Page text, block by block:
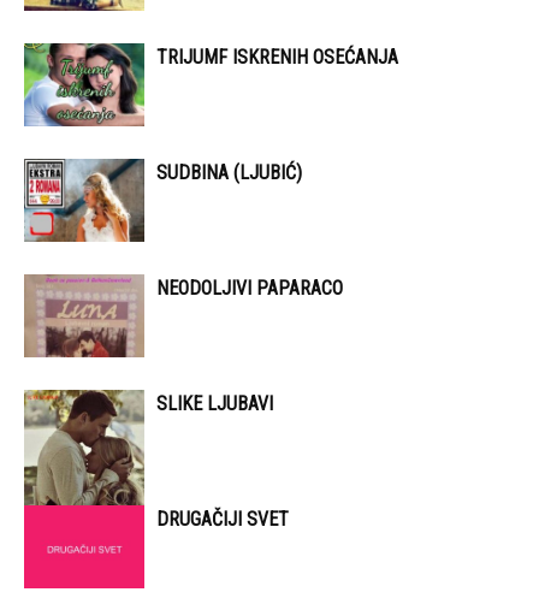
TRIJUMF ISKRENIH OSEĆANJA
SUDBINA (LJUBIĆ)
NEODOLJIVI PAPARACO
SLIKE LJUBAVI
DRUGAČIJI SVET